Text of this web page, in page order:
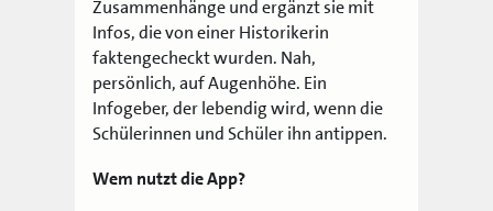
Zusammenhänge und ergänzt sie mit
Infos, die von einer Historikerin
faktengecheckt wurden. Nah,
persönlich, auf Augenhöhe. Ein
Infogeber, der lebendig wird, wenn die
Schülerinnen und Schüler ihn antippen.
Wem nutzt die App?